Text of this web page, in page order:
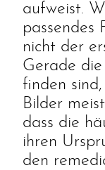
aufweist.
passendes
nicht der
Gerade
finden
Bilder
dass die
ihren
den